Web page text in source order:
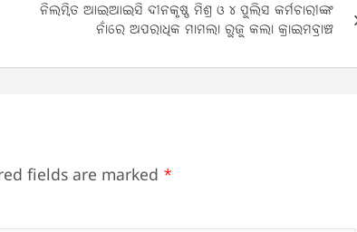
ନିଲମ୍ବିତ ଆଇଆଇସି ଦୀନକୃଷ୍ଣ ମିଶ୍ର ଓ ୪ ପୁଲିସ କର୍ମଚାରୀଙ୍କ
ନାଁରେ ଅପରାଧିକ ମାମଲା ରୁଜୁ କଲା କ୍ରାଇମବ୍ରାଞ୍ଚ
fields are marked *